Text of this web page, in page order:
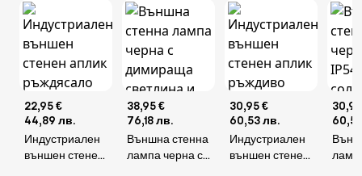
22,95 €
44,89 лв.
Индустриален
външен стенен
38,95 €
76,18 лв.
Външна стенна
лампа черна с
30,95 €
60,53 лв.
Индустриален
външен стенен